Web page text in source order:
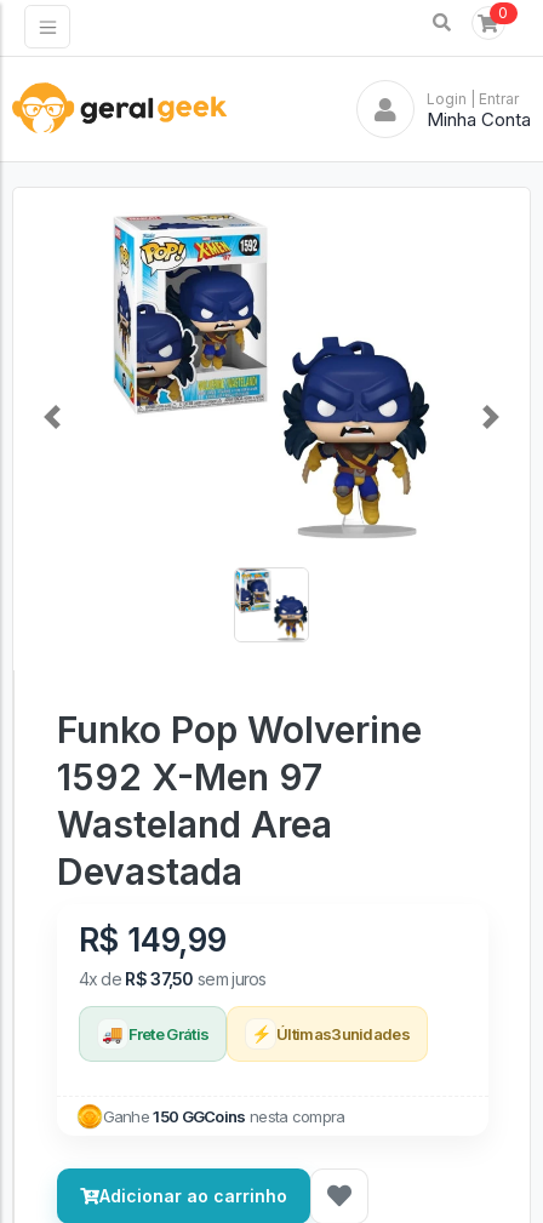
0
Login | Entrar
Minha Conta
Previous Next
Funko Pop Wolverine
1592 X-Men 97
Wasteland Area
Devastada
R$ 149,99
4x de R$ 37,50 sem juros
🚚 Frete Grátis ⚡ Últimas3unidades
Ganhe150 GGCoins nesta compra
Adicionar ao carrinho